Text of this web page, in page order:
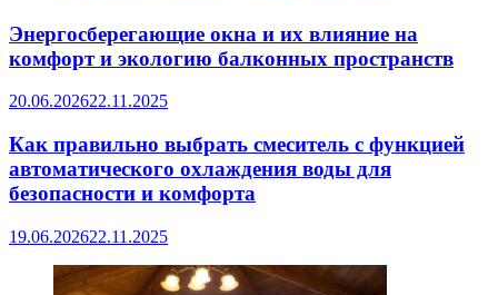
Энергосберегающие окна и их влияние на
комфорт и экологию балконных пространств
20.06.202622.11.2025
Как правильно выбрать смеситель с функцией
автоматического охлаждения воды для
безопасности и комфорта
19.06.202622.11.2025